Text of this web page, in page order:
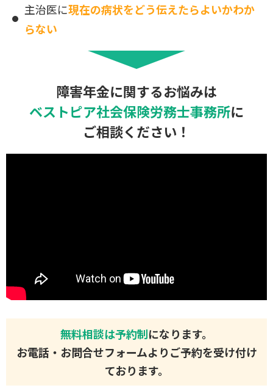
主治医に現在の病状をどう伝えたらよいかわか
らない
障害年金に関するお悩みは
ベストピア社会保険労務士事務所に
ご相談ください！
無料相談は予約制になります。
お電話・お問合せフォームよりご予約を受け付け
ております。